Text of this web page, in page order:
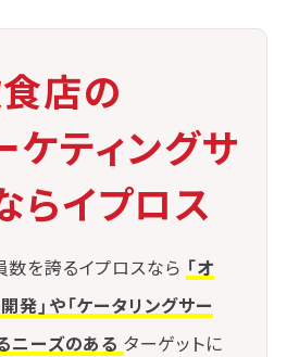
頼度を上げる
ュー更新
ニューを定期的に更新し、常
える
活用
、予約率などをもとに、掲載内
店のきっかけ"として確実に機能
店の
ティングサ
らイプロス
を誇るイプロスなら 「オ
発」や「ケータリングサー
ニーズのある ターゲットに